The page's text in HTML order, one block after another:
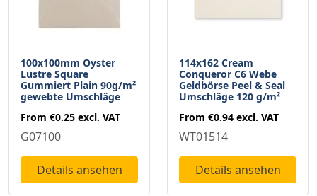
100x100mm Oyster
Lustre Square
Gummiert Plain 90g/m²
gewebte Umschläge
From €0.25 excl. VAT
G07100
Details ansehen
114x162 Cream
Conqueror C6 Webe
Geldbörse Peel & Seal
Umschläge 120 g/m²
From €0.94 excl. VAT
WT01514
Details ansehen